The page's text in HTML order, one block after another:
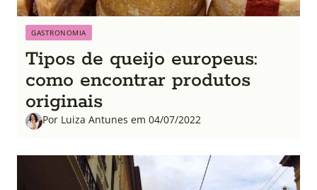
GASTRONOMIA
Tipos de queijo europeus:
como encontrar produtos
originais
Por Luiza Antunes em 04/07/2022